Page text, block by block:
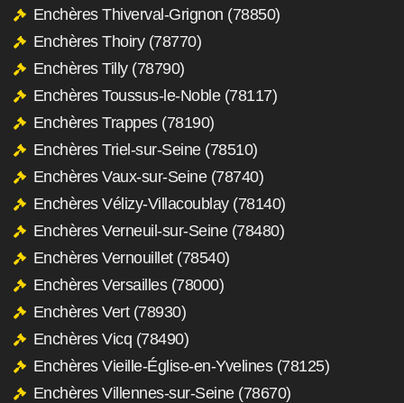
Enchères Thiverval-Grignon (78850)
Enchères Thoiry (78770)
Enchères Tilly (78790)
Enchères Toussus-le-Noble (78117)
Enchères Trappes (78190)
Enchères Triel-sur-Seine (78510)
Enchères Vaux-sur-Seine (78740)
Enchères Vélizy-Villacoublay (78140)
Enchères Verneuil-sur-Seine (78480)
Enchères Vernouillet (78540)
Enchères Versailles (78000)
Enchères Vert (78930)
Enchères Vicq (78490)
Enchères Vieille-Église-en-Yvelines (78125)
Enchères Villennes-sur-Seine (78670)